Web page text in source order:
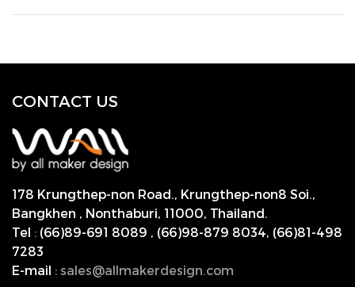
CONTACT US
178 Krungthep-non Road., Krungthep-non8 Soi.,
Bangkhen , Nonthaburi, 11000, Thailand.
Tel : (66)89-691 8089 , (66)98-879 8034, (66)81-498
7283
E-mail : sales@allmakerdesign.com